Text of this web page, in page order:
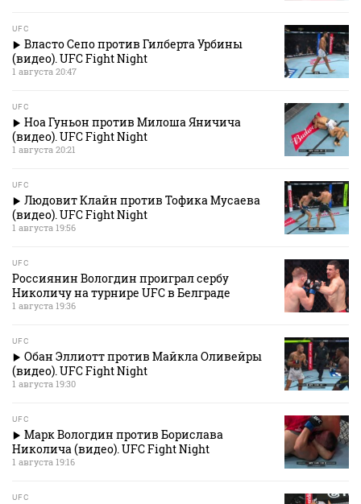
UFC
Власто Сепо против Гилберта Урбины
(видео). UFC Fight Night
1 августа 20:47
UFC
Ноа Гуньон против Милоша Яничича
(видео). UFC Fight Night
1 августа 20:21
UFC
Людовит Клайн против Тофика Мусаева
(видео). UFC Fight Night
1 августа 19:56
UFC
Россиянин Вологдин проиграл сербу
Николичу на турнире UFC в Белграде
1 августа 19:36
UFC
Обан Эллиотт против Майкла Оливейры
(видео). UFC Fight Night
1 августа 19:30
UFC
Марк Вологдин против Борислава
Николича (видео). UFC Fight Night
1 августа 19:16
UFC